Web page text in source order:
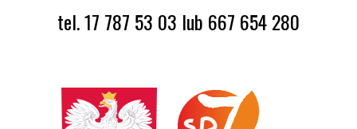
tel. 17 787 53 03 lub 667 654 280